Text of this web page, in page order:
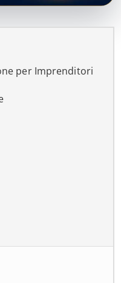
per Imprenditori